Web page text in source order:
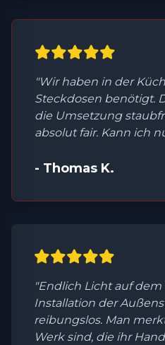
"Wir haben in der
Steckdosen benötigt.
die Umsetzung
absolut fair. Kann ich
- Thomas K.
"Endlich Licht auf dem
Installation der
reibungslos. Man
Werk sind, die ihr